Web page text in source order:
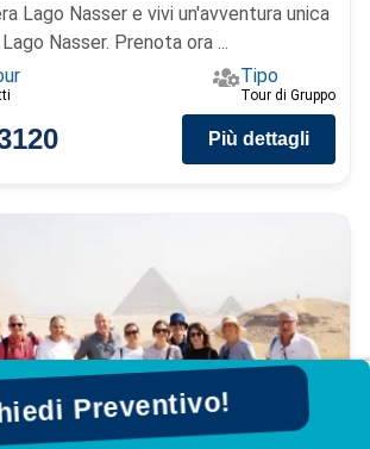
Lago Nasser e vivi un'avventura unica
Nasser. Prenota ora ...
Tipo
Tour di Gruppo
Più dettagli
Preventivo!